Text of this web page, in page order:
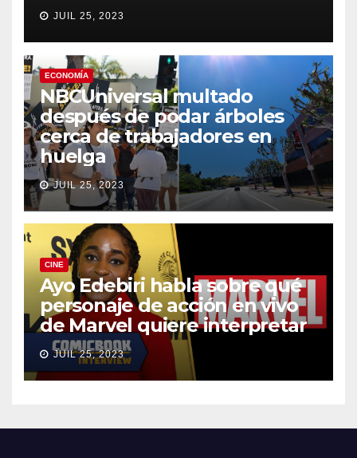
JUIL 25, 2023
ECONOMÍA
NBCUniversal multado
después de podar árboles
cerca de trabajadores en
huelga
JUIL 25, 2023
CINE
Ayo Edebiri habla sobre qué
personaje de acción en vivo
de Marvel quiere interpretar
JUIL 25, 2023